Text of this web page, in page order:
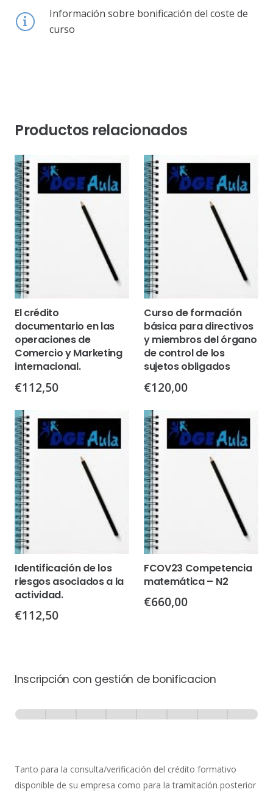
Información sobre bonificación del coste de
curso
Productos relacionados
El crédito
documentario en las
operaciones de
Comercio y Marketing
internacional.
€112,50
Curso de formación
básica para directivos
y miembros del órgano
de control de los
sujetos obligados
€120,00
Identificación de los
riesgos asociados a la
actividad.
€112,50
FCOV23 Competencia
matemática – N2
€660,00
Inscripción con gestión de bonificacion
-
de
Bonificación
Tanto para la consulta/verificación del crédito formativo
disponible de su empresa como para la tramitación posterior